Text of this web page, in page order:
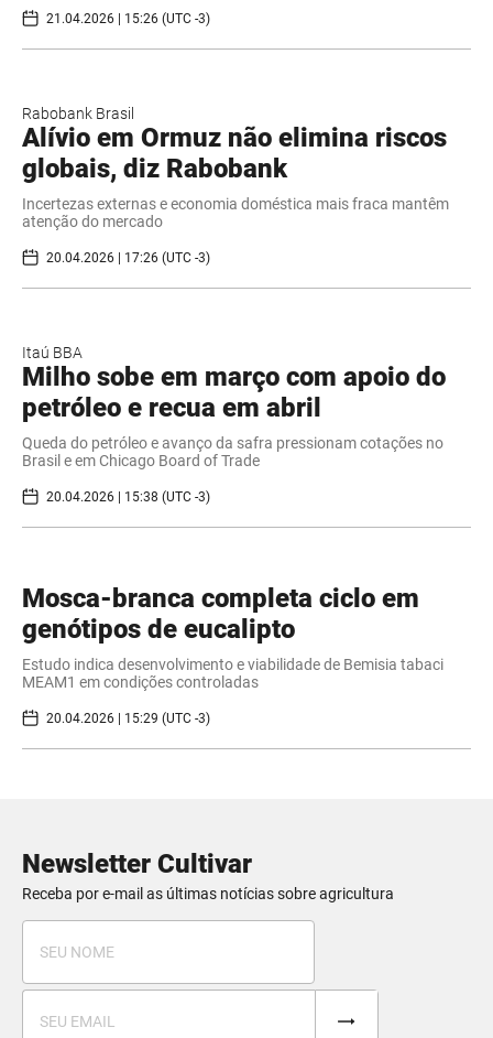
21.04.2026 | 15:26 (UTC -3)
Rabobank Brasil
Alívio em Ormuz não elimina riscos
globais, diz Rabobank
Incertezas externas e economia doméstica mais fraca mantêm
atenção do mercado
20.04.2026 | 17:26 (UTC -3)
Itaú BBA
Milho sobe em março com apoio do
petróleo e recua em abril
Queda do petróleo e avanço da safra pressionam cotações no
Brasil e em Chicago Board of Trade
20.04.2026 | 15:38 (UTC -3)
Mosca-branca completa ciclo em
genótipos de eucalipto
Estudo indica desenvolvimento e viabilidade de Bemisia tabaci
MEAM1 em condições controladas
20.04.2026 | 15:29 (UTC -3)
Newsletter Cultivar
Receba por e-mail as últimas notícias sobre agricultura